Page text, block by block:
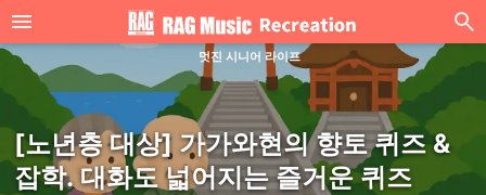
멋진 시니어 라이프
[노년층 대상] 가가와현의 향토 퀴즈 &
잡학. 대화도 넓어지는 즐거운 퀴즈